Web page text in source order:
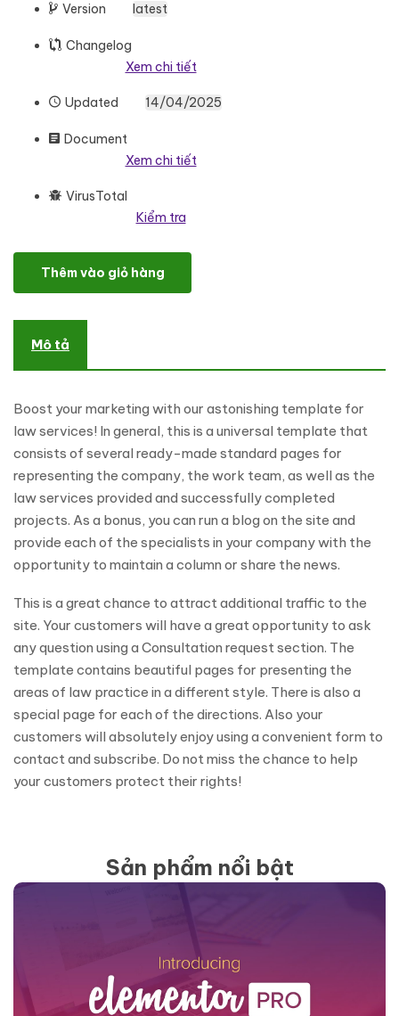
Version latest
Changelog
Xem chi tiết
Updated 14/04/2025
Document
Xem chi tiết
VirusTotal
Kiểm tra
Fenimore - Law Firm WordPress Theme số lượng
Thêm vào giỏ hàng
Mô tả
Boost your marketing with our astonishing template for
law services! In general, this is a universal template that
consists of several ready-made standard pages for
representing the company, the work team, as well as the
law services provided and successfully completed
projects. As a bonus, you can run a blog on the site and
provide each of the specialists in your company with the
opportunity to maintain a column or share the news.
This is a great chance to attract additional traffic to the
site. Your customers will have a great opportunity to ask
any question using a Consultation request section. The
template contains beautiful pages for presenting the
areas of law practice in a different style. There is also a
special page for each of the directions. Also your
customers will absolutely enjoy using a convenient form to
contact and subscribe. Do not miss the chance to help
your customers protect their rights!
Sản phẩm nổi bật